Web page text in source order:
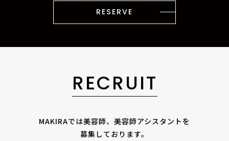
RESERVE
RECRUIT
MAKIRAでは美容師、美容師アシスタントを
募集しております。